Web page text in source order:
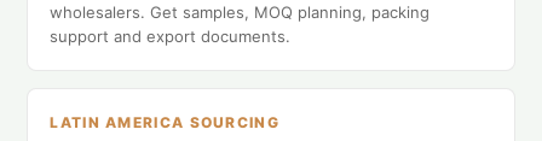
wholesalers. Get samples, MOQ planning, packing
support and export documents.
LATIN AMERICA SOURCING